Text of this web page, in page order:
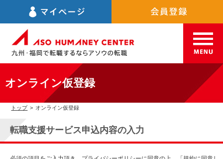
オンライン仮登録
トップ > オンライン仮登録
転職支援サービス申込内容の入力